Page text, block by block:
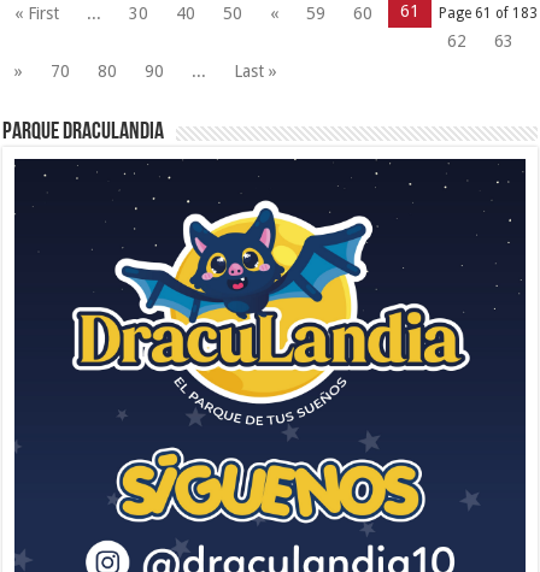
Page 61 of 183
« First ... 30 40 50 « 59 60
61
62
63
»
70 80 90 ... Last »
Parque Draculandia